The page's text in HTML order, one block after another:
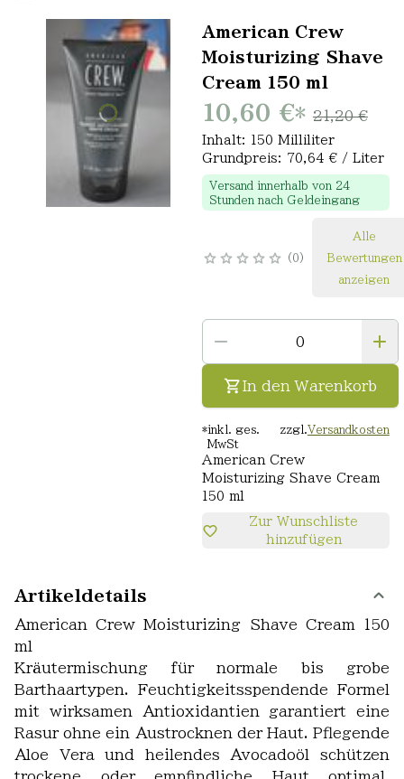
American Crew
Moisturizing Shave
Cream 150 ml
10,60 €* 21,20 €
Inhalt: 150 Milliliter
Grundpreis: 70,64 € / Liter
Versand innerhalb von 24
Stunden nach Geldeingang
0
Alle
Bewertungen
anzeigen
In den Warenkorb
*inkl. ges.
MwSt
zzgl. Versandkosten
American Crew
Moisturizing Shave Cream
150 ml
Zur Wunschliste
hinzufügen
Artikeldetails
American Crew Moisturizing Shave Cream 150
ml
Kräutermischung für normale bis grobe
Barthaartypen. Feuchtigkeitsspendende Formel
mit wirksamen Antioxidantien garantiert eine
Rasur ohne ein Austrocknen der Haut. Pflegende
Aloe Vera und heilendes Avocadoöl schützen